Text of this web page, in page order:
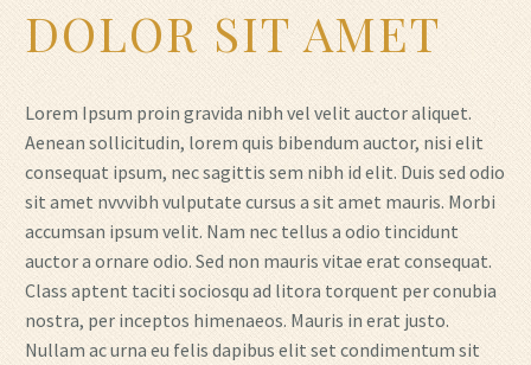
DOLOR SIT AMET
Lorem Ipsum proin gravida nibh vel velit auctor aliquet.
Aenean sollicitudin, lorem quis bibendum auctor, nisi elit
consequat ipsum, nec sagittis sem nibh id elit. Duis sed odio
sit amet nvvvibh vulputate cursus a sit amet mauris. Morbi
accumsan ipsum velit. Nam nec tellus a odio tincidunt
auctor a ornare odio. Sed non mauris vitae erat consequat.
Class aptent taciti sociosqu ad litora torquent per conubia
nostra, per inceptos himenaeos. Mauris in erat justo.
Nullam ac urna eu felis dapibus elit set condimentum sit